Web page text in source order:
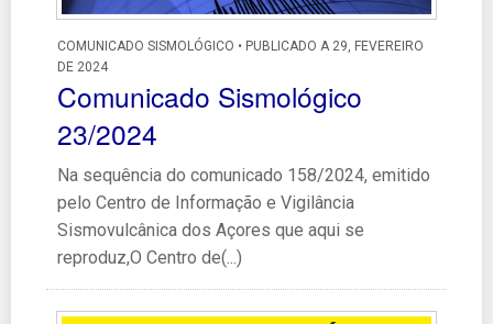
COMUNICADO SISMOLÓGICO • PUBLICADO A 29, FEVEREIRO
DE 2024
Comunicado Sismológico
23/2024
Na sequência do comunicado 158/2024, emitido
pelo Centro de Informação e Vigilância
Sismovulcânica dos Açores que aqui se
reproduz,O Centro de(...)